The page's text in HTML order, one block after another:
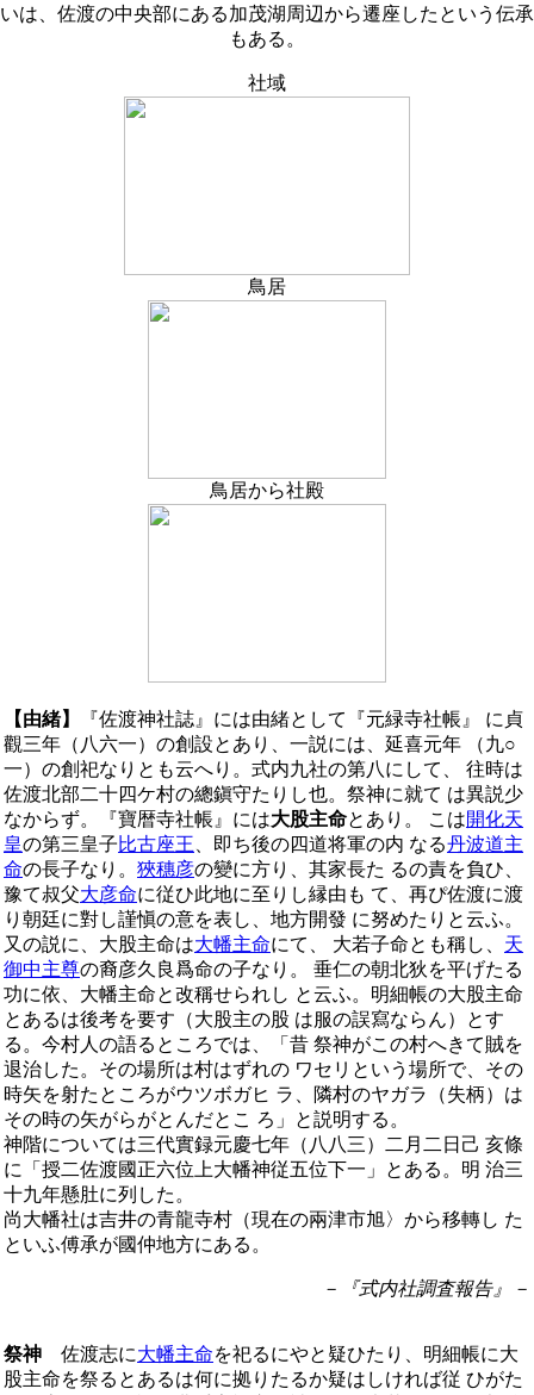
いは、佐渡の中央部にある加茂湖周辺から遷座したという伝承
もある。
社域
鳥居
鳥居から社殿
【由緒】
『佐渡神社誌』には由緒として『元緑寺社帳』 に貞
觀三年（八六一）の創設とあり、一説には、延喜元年 （九○
一）の創祀なりとも云へり。式内九社の第八にして、 往時は
佐渡北部二十四ケ村の總鎭守たりし也。祭神に就て は異説少
なからず。『寶暦寺社帳』には大股主命とあり。 こは開化天
皇の第三皇子比古座王 、即ち後の四道将軍の内 なる丹波道主
命の長子なり。 狹穗彦の變に方り、其家長た るの責を負ひ、
豫て叔父大彦命に従ひ此地に至りし縁由も て、再ぴ佐渡に渡
り朝廷に對し謹愼の意を表し、地方開發 に努めたりと云ふ。
又の説に、大股主命は大幡主命にて、 大若子命とも稱し、 天
御中主尊の裔彦久良爲命の子なり。 垂仁の朝北狄を平げたる
功に依、大幡主命と改稱せられし と云ふ。明細帳の大股主命
とあるは後考を要す（大股主の股 は服の誤寫ならん）とす
る。今村人の語るところでは、「昔 祭神がこの村へきて賊を
退治した。その場所は村はずれの ワセリという場所で、その
時矢を射たところがウツボガヒ ラ、隣村のヤガラ（失柄）は
その時の矢がらがとんだとこ ろ」と説明する。
神階については三代實録元慶七年（八八三）二月二日己 亥條
に「授二佐渡國正六位上大幡神従五位下一」とある。明 治三
十九年懸肚に列した。
尚大幡社は吉井の青龍寺村（現在の兩津市旭〉から移轉し た
といふ傅承が國仲地方にある。
－『式内社調査報告』－
祭神 佐渡志に大幡主命を祀るにやと疑ひたり、明細帳に大
股主命を祭るとあるは何に拠りたるか疑はしければ従 ひがた